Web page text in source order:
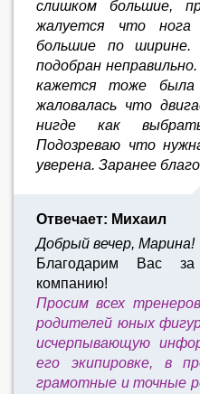
слишком большие,
жалуется что
большие по
подобран
кажется тоже была
жаловалась что
нигде как
Подозреваю что
уверена. Заранее
Отвечает: Михаил
Добрый вечер, Марина!
Благодарим Вас
компанию!
Просим всех
родителей юных
исчерпывающую
его экипировке, в
грамотные и точные